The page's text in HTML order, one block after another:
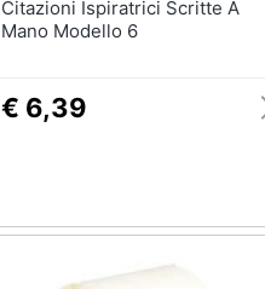
Citazioni Ispiratrici Scritte A
Mano Modello 6
€ 6,39